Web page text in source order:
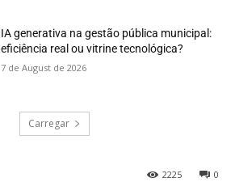
IA generativa na gestão pública municipal:
eficiência real ou vitrine tecnológica?
7 de August de 2026
Carregar
0
2225